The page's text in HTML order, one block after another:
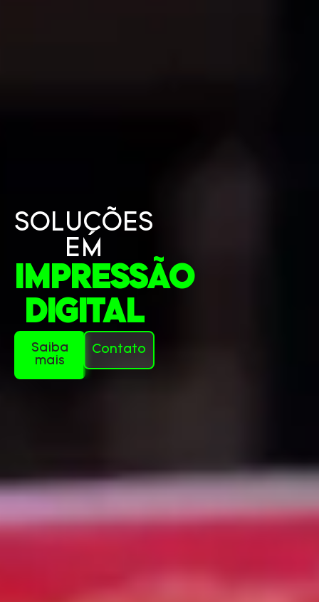
SOLUÇÕES
EM
IMPRESSÃO
DIGITAL
Saiba
mais
Contato